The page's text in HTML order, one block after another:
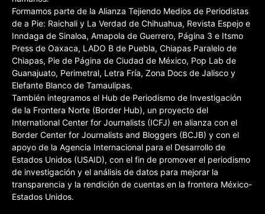
Formamos parte de la Alianza Tejiendo Medios de Periodistas
de a Pie: Raichali y La Verdad de Chihuahua, Revista Espejo e
Inndaga de Sinaloa, Amapola de Guerrero, Página 3 e Itsmo
Press de Oaxaca, LADO B de Puebla, Chiapas Paralelo de
Chiapas, Pie de Página de Ciudad de México, Pop Lab de
Guanajuato, Perimetral, Letra Fría, Zona Docs de Jalisco y
Elefante Blanco de Tamaulipas.
También integramos el Hub de Periodismo de Investigación
de la Frontera Norte (Border Hub), un proyecto del
International Center for Journalists (ICFJ) en alianza con el
Border Center for Journalists and Bloggers (BCJB) y con el
apoyo de la Agencia Internacional para el Desarrollo de
Estados Unidos (USAID), con el fin de promover el periodismo
de investigación y el análisis de datos para mejorar la
transparencia y la rendición de cuentas en la frontera México-
Estados Unidos.